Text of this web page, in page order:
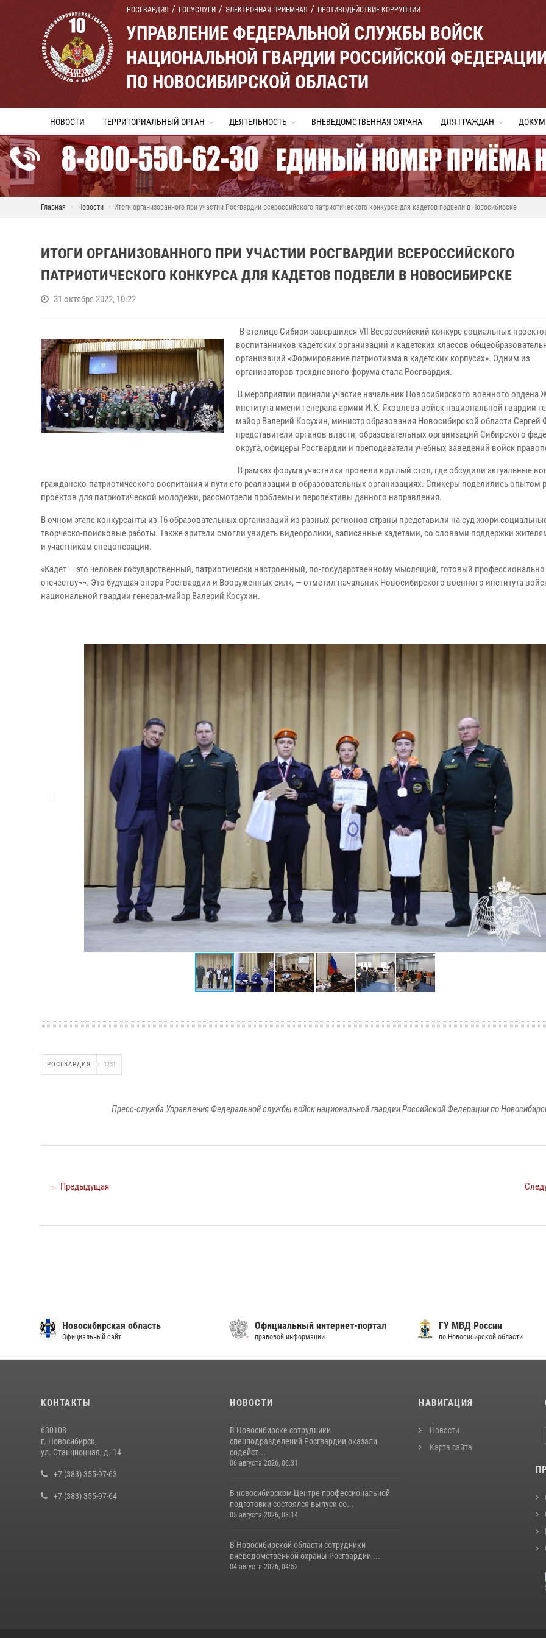
РОСГВАРДИЯ ГОСУСЛУГИ ЭЛЕКТРОННАЯ ПРИЕМНАЯ ПРОТИВОДЕЙСТВИЕ КОРРУПЦИИ
УПРАВЛЕНИЕ ФЕДЕРАЛЬНОЙ СЛУЖБЫ ВОЙСК
НАЦИОНАЛЬНОЙ ГВАРДИИ РОССИЙСКОЙ
ПО НОВОСИБИРСКОЙ ОБЛАСТИ
НОВОСТИ ТЕРРИТОРИАЛЬНЫЙ ОРГАН ДЕЯТЕЛЬНОСТЬ ВНЕВЕДОМСТВЕННАЯ ОХРАНА ДЛЯ ГРАЖДАН
Главная Новости Итоги организованного при участии Росгвардии всероссийского патриотического конкурса для кадетов подвели в Новосибирске
ИТОГИ ОРГАНИЗОВАННОГО ПРИ УЧАСТИИ РОСГВАРДИИ ВСЕРОССИЙСКОГО
ПАТРИОТИЧЕСКОГО КОНКУРСА ДЛЯ КАДЕТОВ ПОДВЕЛИ В НОВОСИБИРСКЕ
31 октября 2022, 10:22
В столице Сибири завершился VII Всероссийский конкурс социальных
воспитанников кадетских организаций и кадетских классов
организаций «Формирование патриотизма в кадетских корпусах». Одним из
организаторов трехдневного форума стала Росгвардия.
В мероприятии приняли участие начальник Новосибирского военного ордена
института имени генерала армии И.К. Яковлева войск национальной гвардии
майор Валерий Косухин, министр образования Новосибирской области Сергей
представители органов власти, образовательных организаций Сибирского
округа, офицеры Росгвардии и преподаватели учебных заведений войск
В рамках форума участники провели круглый стол, где обсудили актуальные
гражданско-патриотического воспитания и пути его реализации в образовательных организациях. Спикеры поделились опытом
проектов для патриотической молодежи, рассмотрели проблемы и перспективы данного направления.
В очном этапе конкурсанты из 16 образовательных организаций из разных регионов страны представили на суд жюри
творческо-поисковые работы. Также зрители смогли увидеть видеоролики, записанные кадетами, со словами поддержки
и участникам спецоперации.
«Кадет — это человек государственный, патриотически настроенный, по-государственному мыслящий, готовый
отечеству¬¬. Это будущая опора Росгвардии и Вооруженных сил», — отметил начальник Новосибирского военного института
национальной гвардии генерал-майор Валерий Косухин.
РОСГВАРДИЯ 1231
Пресс-служба Управления Федеральной службы войск национальной гвардии Российской Федерации по
← Предыдущая
Новосибирская область
Официальный сайт
Официальный интернет-портал
правовой информации
ГУ МВД России
по Новосибирской области
КОНТАКТЫ
630108
г. Новосибирск,
ул. Станционная, д. 14
+7 (383) 355-97-63
+7 (383) 355-97-64
НОВОСТИ
В Новосибирске сотрудники
спецподразделений Росгвардии оказали
содейст...
06 августа 2026, 06:31
В новосибирском Центре профессиональной
подготовки состоялся выпуск со...
05 августа 2026, 08:14
В Новосибирской области сотрудники
вневедомственной охраны Росгвардии ...
04 августа 2026, 04:52
НАВИГАЦИЯ
Новости
Карта сайта